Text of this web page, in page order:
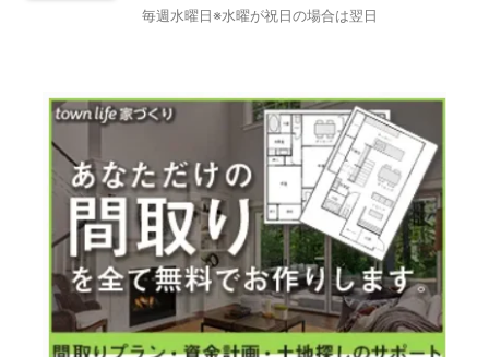
毎週水曜日※水曜が祝日の場合は翌日